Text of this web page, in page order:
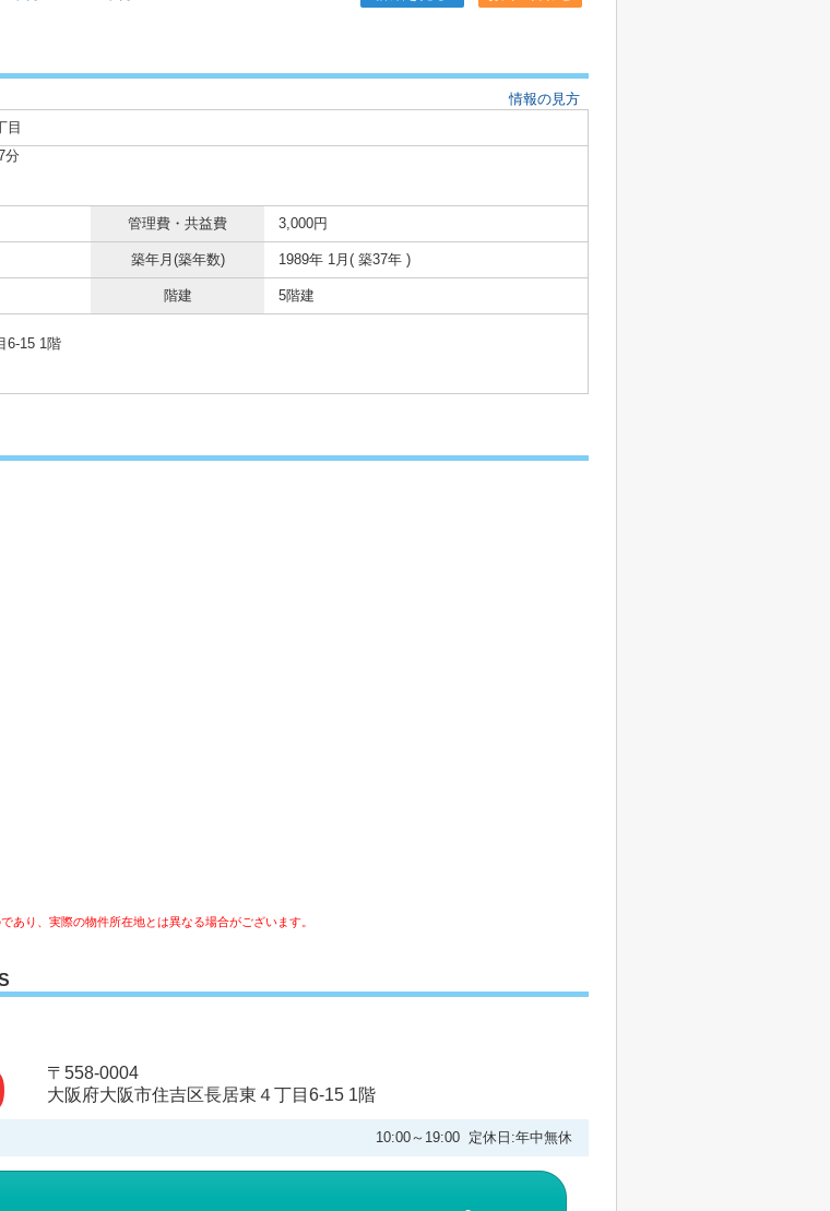
情報の見方
目
分
管理費・共益費 3,000円
築年月(築年数) 1989年 1月( 築37年 )
階建 5階建
6-15 1階
り、実際の物件所在地とは異なる場合がございます。
〒558-0004
大阪府大阪市住吉区長居東４丁目6-15 1階
10:00～19:00 定休日:年中無休